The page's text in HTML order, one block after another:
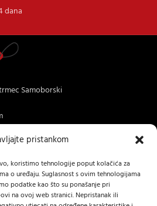
pristankom
koristimo tehnologije poput kolačića za
o uređaju. Suglasnost s ovim tehnologijama
podatke kao što su ponašanje pri
na ovoj web stranici. Nepristanak ili
dana
Samoborski
ponudom kopačica-freza i ostalih